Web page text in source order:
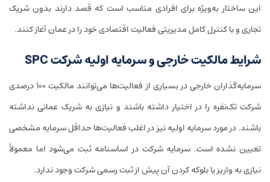
این ساختار به‌ویژه برای افرادی مناسب است که قصد دارند بدون شریک
تجاری و با کنترل کامل مدیریتی فعالیت اقتصادی خود را در عمان آغاز کنند.
شرایط مالکیت خارجی و سرمایه اولیه شرکت SPC
سرمایه‌گذاران خارجی در بسیاری از فعالیت‌ها می‌توانند مالکیت ۱۰۰ درصدی
شرکت تک‌نفره را در اختیار داشته باشند و نیازی به شریک عمانی نداشته
باشند. در مورد سرمایه اولیه نیز در اغلب فعالیت‌ها حداقل سرمایه مشخصی
تعیین نشده است. سرمایه شرکت در اساسنامه ثبت می‌شود اما معمولاً
نیازی به واریز یا بلوکه کردن آن پیش از ثبت رسمی شرکت وجود ندارد.